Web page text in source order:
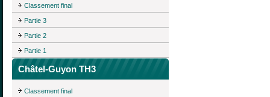
Classement final
Partie 3
Partie 2
Partie 1
Châtel-Guyon TH3
Classement final